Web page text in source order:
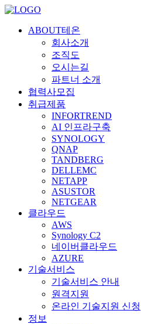
ABOUT테온
회사소개
조직도
오시는길
파트너 소개
협력사모집
취급제품
INFORTREND
AI 인프라구축
SYNOLOGY
QNAP
TANDBERG
DELLEMC
NETAPP
ASUSTOR
NETGEAR
클라우드
AWS
Synology C2
네이버클라우드
AZURE
기술서비스
기술서비스 안내
원격지원
온라인 기술지원 신청
정보